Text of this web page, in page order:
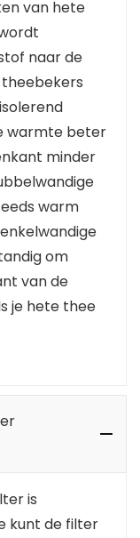
van hete
naar de
warmte beter
minder
warm
om
van de
je hete thee
is
kunt de filter